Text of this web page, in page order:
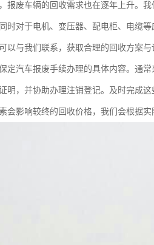
报废车辆的回收需求也在逐年上升。
时对于电机、变压器、配电柜、电缆
以与我们联系，获取合理的回收方案与
定汽车报废手续办理的具体内容。通
明，并协助办理注销登记。及时完成
影响较终的回收价格，我们会根据实